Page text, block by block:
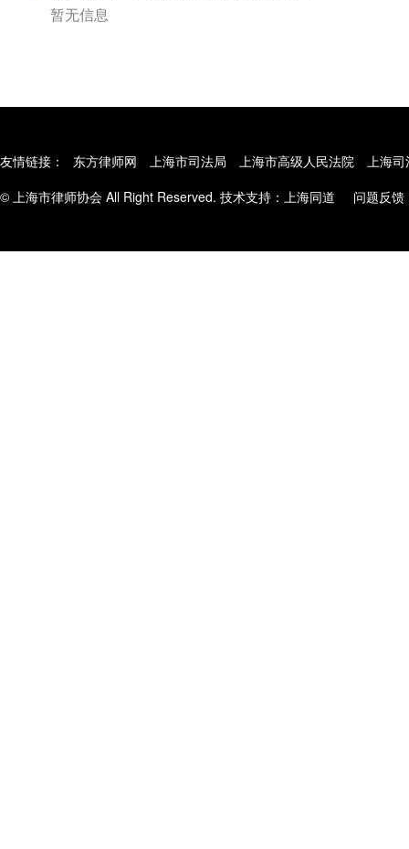
暂无信息
友情链接： 东方律师网 上海市司法局 上海市高级人民法院
上海
© 上海市律师协会 All Right Reserved. 技术支持： 上海同道 问题反馈